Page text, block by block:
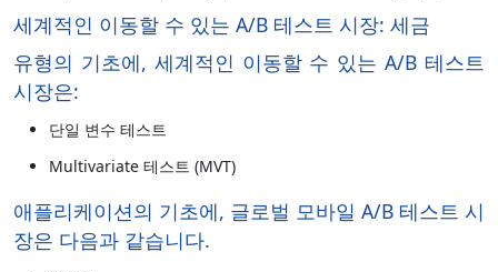
세계적인 이동할 수 있는 A/B 테스트 시장: 세금
유형의 기초에, 세계적인 이동할 수 있는 A/B 테스트
시장은:
단일 변수 테스트
Multivariate 테스트 (MVT)
애플리케이션의 기초에, 글로벌 모바일 A/B 테스트 시
장은 다음과 같습니다.